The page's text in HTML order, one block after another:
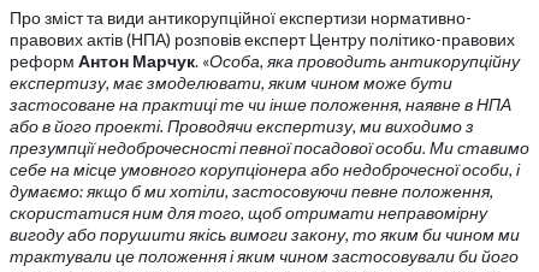
Про зміст та види антикорупційної експертизи нормативно-
правових актів (НПА) розповів експерт Центру політико-правових
реформ Антон Марчук. «Особа, яка проводить антикорупційну
експертизу, має змоделювати, яким чином може бути
застосоване на практиці те чи інше положення, наявне в НПА
або в його проекті. Проводячи експертизу, ми виходимо з
презумпції недоброчесності певної посадової особи. Ми ставимо
себе на місце умовного корупціонера або недоброчесної особи, і
думаємо: якщо б ми хотіли, застосовуючи певне положення,
скористатися ним для того, щоб отримати неправомірну
вигоду або порушити якісь вимоги закону, то яким би чином ми
трактували це положення і яким чином застосовували би його